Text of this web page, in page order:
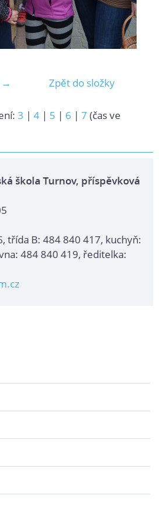
→ Zpět do složky
3 | 4 | 5 | 6 | 7 (čas ve
škola Turnov, příspěvková
třída B: 484 840 417, kuchyň:
484 840 419, ředitelka: